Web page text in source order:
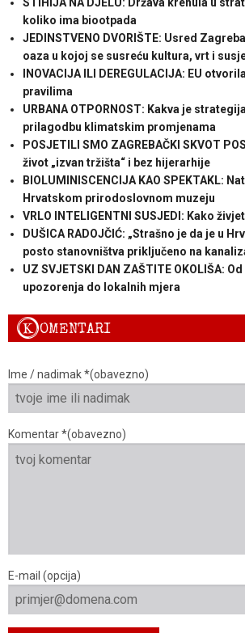
koliko ima biootpada
JEDINSTVENO DVORIŠTE: Usred
oaza u kojoj se susreću kultura, vrt i
INOVACIJA ILI DEREGULACIJA: EU
pravilima
URBANA OTPORNOST: Kakva je
prilagodbu klimatskim promjenama
POSJETILI SMO ZAGREBAČKI SKVOT
život „izvan tržišta“ i bez hijerarhije
BIOLUMINISCENCIJA KAO SPEKTAKL:
Hrvatskom prirodoslovnom muzeju
VRLO INTELIGENTNI SUSJEDI: Kako
DUŠICA RADOJČIĆ: „Strašno je da je u
posto stanovništva priključeno na
UZ SVJETSKI DAN ZAŠTITE OKOLIŠA:
upozorenja do lokalnih mjera
KOMENTARI
Ime / nadimak *(obavezno)
Komentar *(obavezno)
E-mail (opcija)